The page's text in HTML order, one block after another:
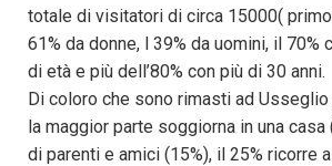
totale di visitatori di circa 15000(
61% da donne, l 39% da uomini, il 70%
di età e più dell’80% con più di 30 anni.
Di coloro che sono rimasti ad Usseglio
la maggior parte soggiorna in una
di parenti e amici (15%), il 25% ricorre